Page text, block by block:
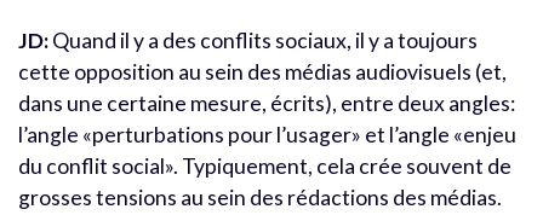
JD:Quand il y a des conflits sociaux, il y a toujours
cette opposition au sein des médias audiovisuels (et,
dans une certaine mesure, écrits), entre deux angles:
l’angle «perturbations pour l’usager» et l’angle «enjeu
du conflit social». Typiquement, cela crée souvent de
grosses tensions au sein des rédactions des médias.